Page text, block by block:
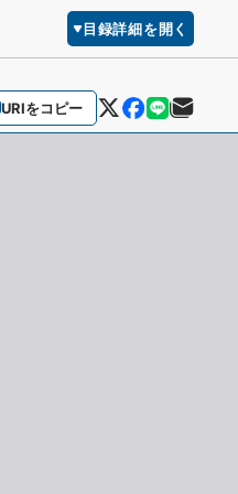
目録詳細を開く
URIをコピー